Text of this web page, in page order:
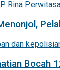
Bocah